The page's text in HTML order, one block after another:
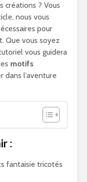
créations ? Vous
nous vous
pour
Que vous soyez
vous guidera
motifs
dans l’aventure
:
fantaisie tricotés